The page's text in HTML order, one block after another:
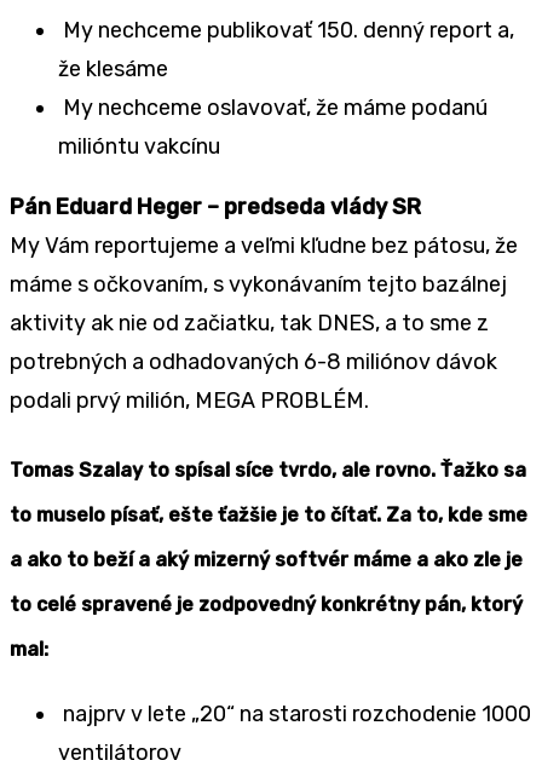
My nechceme publikovať 150. denný report a,
že klesáme
My nechceme oslavovať, že máme podanú
milióntu vakcínu
Pán Eduard Heger – predseda vlády SR
My Vám reportujeme a veľmi kľudne bez pátosu, že
máme s očkovaním, s vykonávaním tejto bazálnej
aktivity ak nie od začiatku, tak DNES, a to sme z
potrebných a odhadovaných 6-8 miliónov dávok
podali prvý milión, MEGA PROBLÉM.
Tomas Szalay to spísal síce tvrdo, ale rovno. Ťažko sa
to muselo písať, ešte ťažšie je to čítať. Za to, kde sme
a ako to beží a aký mizerný softvér máme a ako zle je
to celé spravené je zodpovedný konkrétny pán, ktorý
mal:
najprv v lete „20“ na starosti rozchodenie 1000
ventilátorov